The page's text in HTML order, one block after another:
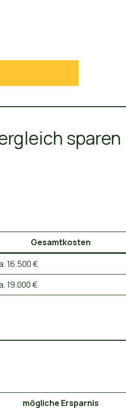
sparen
Gesamtkosten
16.500 €
19.000 €
mögliche Ersparnis